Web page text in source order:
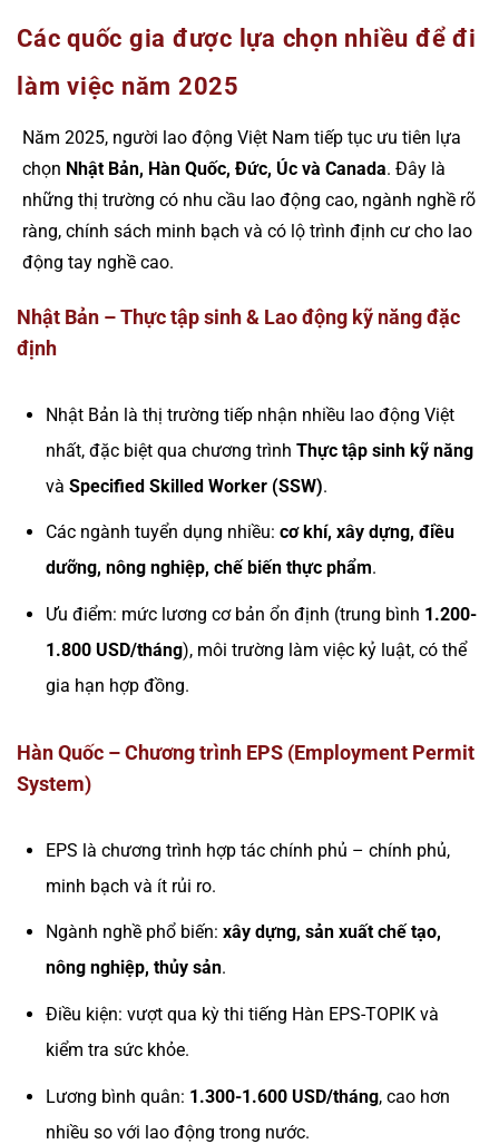
Các quốc gia được lựa chọn nhiều để đi
làm việc năm 2025
Năm 2025, người lao động Việt Nam tiếp tục ưu tiên lựa
chọn Nhật Bản, Hàn Quốc, Đức, Úc và Canada. Đây là
những thị trường có nhu cầu lao động cao, ngành nghề rõ
ràng, chính sách minh bạch và có lộ trình định cư cho lao
động tay nghề cao.
Nhật Bản – Thực tập sinh & Lao động kỹ năng đặc
định
Nhật Bản là thị trường tiếp nhận nhiều lao động Việt
nhất, đặc biệt qua chương trình Thực tập sinh kỹ năng
và Specified Skilled Worker (SSW).
Các ngành tuyển dụng nhiều: cơ khí, xây dựng, điều
dưỡng, nông nghiệp, chế biến thực phẩm.
Ưu điểm: mức lương cơ bản ổn định (trung bình 1.200-
1.800 USD/tháng), môi trường làm việc kỷ luật, có thể
gia hạn hợp đồng.
Hàn Quốc – Chương trình EPS (Employment Permit
System)
EPS là chương trình hợp tác chính phủ – chính phủ,
minh bạch và ít rủi ro.
Ngành nghề phổ biến: xây dựng, sản xuất chế tạo,
nông nghiệp, thủy sản.
Điều kiện: vượt qua kỳ thi tiếng Hàn EPS-TOPIK và
kiểm tra sức khỏe.
Lương bình quân: 1.300-1.600 USD/tháng, cao hơn
nhiều so với lao động trong nước.